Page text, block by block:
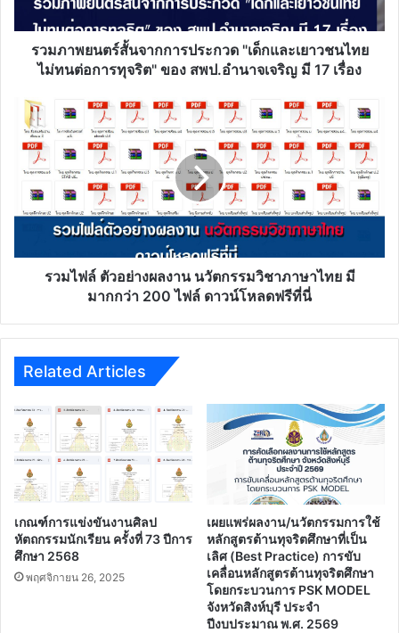
เยาวชน
ไทย
ต่อ
การ
ทุจริต"
ของ
สพป.อำนาจเจริญ
17
รวมภาพยนตร์สั้นจากการประกวด "เด็กและเยาวชนไทย
ไม่ทนต่อการทุจริต" ของ สพป.อำนาจเจริญ มี 17 เรื่อง
รวม
ไฟล์
ตัวอย่าง
นวัตกรรม
วิชา
ไทย
ฟรี
ที่
นี่
รวมไฟล์ ตัวอย่างผลงาน นวัตกรรมวิชาภาษาไทย มี
มากกว่า 200 ไฟล์ ดาวน์โหลดฟรีที่นี่
Related Articles
เกณฑ์การแข่งขันงานศิลป
หัตถกรรมนักเรียน ครั้งที่ 73 ปีการ
ศึกษา 2568
พฤศจิกายน 26, 2025
เผยแพร่ผลงาน/นวัตกรรมการใช้
หลักสูตรต้านทุจริตศึกษาที่เป็น
เลิศ (Best Practice) การขับ
เคลื่อนหลักสูตรต้านทุจริตศึกษา
โดยกระบวนการ PSK MODEL
จังหวัดสิงห์บุรี ประจํา
ปีงบประมาณ พ.ศ. 2569